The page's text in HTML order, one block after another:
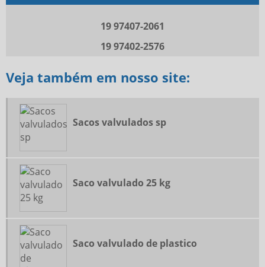
SACO VALVULADO 25 KG
SACO VALVULADO DE PLASTICO
SACO VALVULADO DE POLIETILENO
SACO VALVULADO TOPO
SACOS VALVULADOS SP
VENDA DE SACO VALVULADO
19 97407-2061
19 97402-2576
Veja também em nosso site:
Sacos valvulados sp
Saco valvulado 25 kg
Saco valvulado de plastico